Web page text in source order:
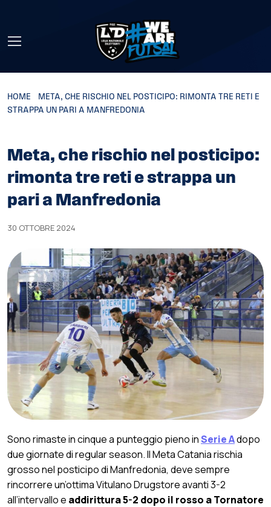
HOME
META, CHE RISCHIO NEL POSTICIPO: RIMONTA TRE RETI E
STRAPPA UN PARI A MANFREDONIA
Meta, che rischio nel posticipo:
rimonta tre reti e strappa un
pari a Manfredonia
30 OTTOBRE 2024
Sono rimaste in cinque a punteggio pieno inSerie Adopo
due giornate di regular season. Il Meta Catania rischia
grosso nel posticipo di Manfredonia, deve sempre
rincorrere un’ottima Vitulano Drugstore avanti 3-2
all’intervallo e addirittura 5-2 dopo il rosso a Tornatore